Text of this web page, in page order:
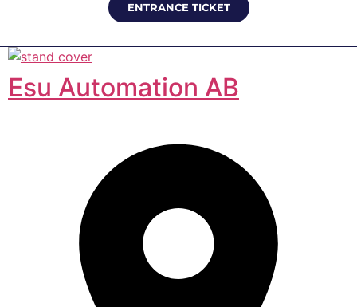
ENTRANCE TICKET
Esu Automation AB